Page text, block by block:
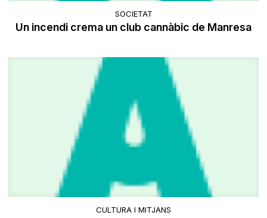
SOCIETAT
Un incendi crema un club cannàbic de Manresa
CULTURA I MITJANS